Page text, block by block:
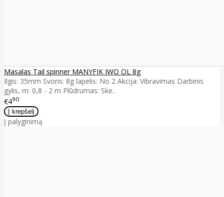
Masalas Tail spinner MANYFIK IWO OL 8g
Ilgis: 35mm Svoris: 8g lapelis: No 2 Akcija: Vibravimas Darbinis
gylis, m: 0,8 - 2 m Plūdrumas: Ske..
€490
Į palyginimą